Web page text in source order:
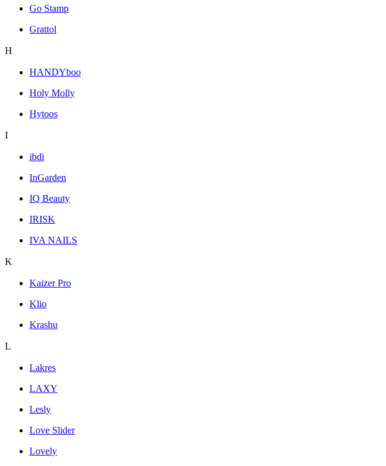
Go Stamp
Grattol
H
HANDYboo
Holy Molly
Hytoos
I
ibdi
InGarden
IQ Beauty
IRISK
IVA NAILS
K
Kaizer Pro
Klio
Krashu
L
Lakres
LAXY
Lesly
Love Slider
Lovely